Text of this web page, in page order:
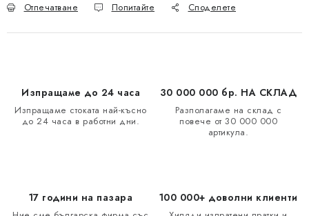
Отпечатване Попитайте Споделете
Изпращаме до 24 часа
Изпращаме стоката най-късно
до 24 часа в работни дни.
30 000 000 бр. НА СКЛАД
Разполагаме на склад с
повече от 30 000 000
артикула.
17 години на пазара 100 000+ доволни клиенти